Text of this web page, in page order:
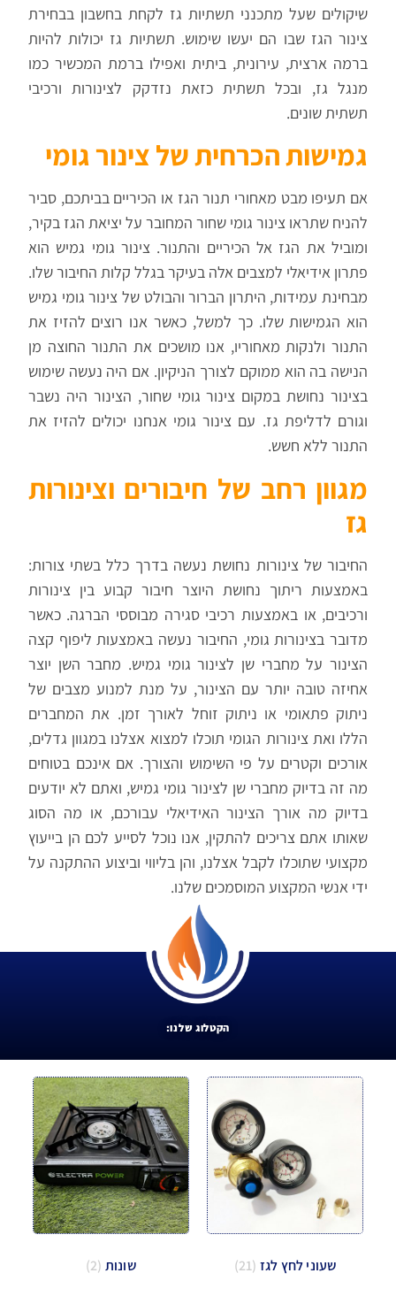
שיקולים שעל מתכנני תשתיות גז לקחת בחשבון בבחירת
צינור הגז שבו הם יעשו שימוש. תשתיות גז יכולות להיות
ברמה ארצית, עירונית, ביתית ואפילו ברמת המכשיר כמו
מנגל גז, ובכל תשתית כזאת נזדקק לצינורות ורכיבי
תשתית שונים.
גמישות הכרחית של צינור גומי
אם תעיפו מבט מאחורי תנור הגז או הכיריים בביתכם, סביר
להניח שתראו צינור גומי שחור המחובר על יציאת הגז בקיר,
ומוביל את הגז אל הכיריים והתנור. צינור גומי גמיש הוא
פתרון אידיאלי למצבים אלה בעיקר בגלל קלות החיבור שלו.
מבחינת עמידות, היתרון הברור והבולט של צינור גומי גמיש
הוא הגמישות שלו. כך למשל, כאשר אנו רוצים להזיז את
התנור ולנקות מאחוריו, אנו מושכים את התנור החוצה מן
הנישה בה הוא ממוקם לצורך הניקיון. אם היה נעשה שימוש
בצינור נחושת במקום צינור גומי שחור, הצינור היה נשבר
וגורם לדליפת גז. עם צינור גומי אנחנו יכולים להזיז את
התנור ללא חשש.
מגוון רחב של חיבורים וצינורות
גז
החיבור של צינורות נחושת נעשה בדרך כלל בשתי צורות:
באמצעות ריתוך נחושת היוצר חיבור קבוע בין צינורות
ורכיבים, או באמצעות רכיבי סגירה מבוססי הברגה. כאשר
מדובר בצינורות גומי, החיבור נעשה באמצעות ליפוף קצה
הצינור על מחברי שן לצינור גומי גמיש. מחבר השן יוצר
אחיזה טובה יותר עם הצינור, על מנת למנוע מצבים של
ניתוק פתאומי או ניתוק זוחל לאורך זמן. את המחברים
הללו ואת צינורות הגומי תוכלו למצוא אצלנו במגוון גדלים,
אורכים וקטרים על פי השימוש והצורך. אם אינכם בטוחים
מה זה בדיוק מחברי שן לצינור גומי גמיש, ואתם לא יודעים
בדיוק מה אורך הצינור האידיאלי עבורכם, או מה הסוג
שאותו אתם צריכים להתקין, אנו נוכל לסייע לכם הן בייעוץ
מקצועי שתוכלו לקבל אצלנו, והן בליווי וביצוע ההתקנה על
ידי אנשי המקצוע המוסמכים שלנו.
הקטלוג שלנו:
שעוני לחץ לגז (21) שונות (2)